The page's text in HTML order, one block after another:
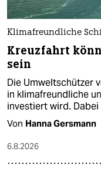
Klimafreundliche
Kreuzfahrt
sein
Die Umweltschützer
in klimafreundliche
investiert wird.
Von Hanna Gersmann
6.8.2026